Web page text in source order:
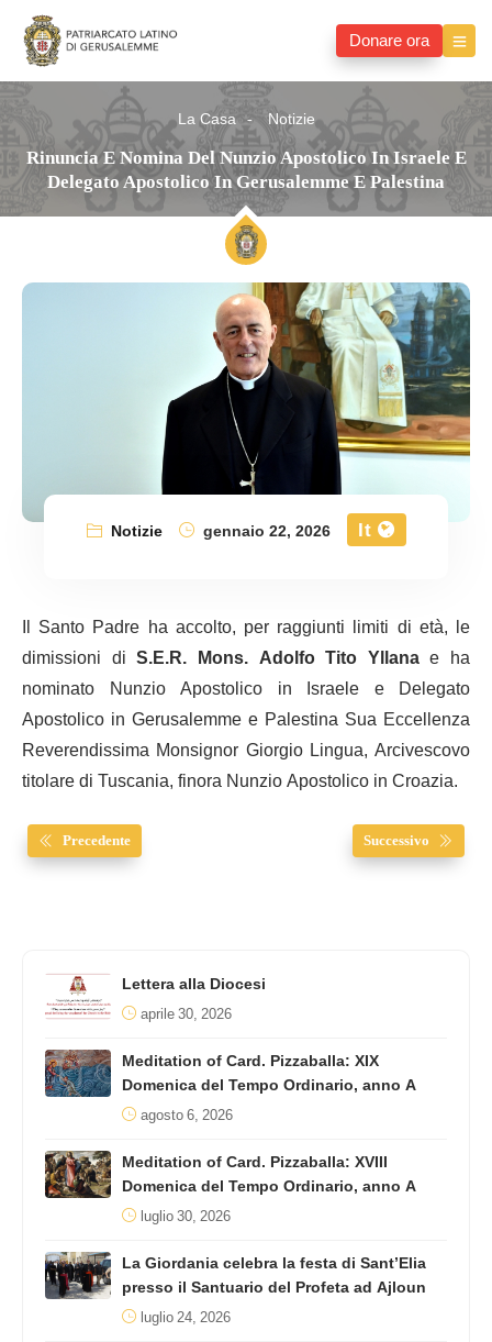
Donare ora
La Casa Notizie
Rinuncia E Nomina Del Nunzio Apostolico In Israele E
Delegato Apostolico In Gerusalemme E Palestina
Notizie gennaio 22, 2026 It
Il Santo Padre ha accolto, per raggiunti limiti di età, le
dimissioni diS.E.R. Mons. Adolfo Tito Yllanae ha
nominato Nunzio Apostolico in Israele e Delegato
Apostolico in Gerusalemme e Palestina Sua Eccellenza
Reverendissima Monsignor Giorgio Lingua, Arcivescovo
titolare di Tuscania, finora Nunzio Apostolico in Croazia.
Precedente Successivo
Lettera alla Diocesi
aprile 30, 2026
Meditation of Card. Pizzaballa: XIX
Domenica del Tempo Ordinario, anno A
agosto 6, 2026
Meditation of Card. Pizzaballa: XVIII
Domenica del Tempo Ordinario, anno A
luglio 30, 2026
La Giordania celebra la festa di Sant’Elia
presso il Santuario del Profeta ad Ajloun
luglio 24, 2026